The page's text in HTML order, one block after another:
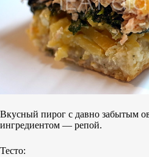
Вкусный пирог с давно забытым
ингредиентом — репой.
Тесто: